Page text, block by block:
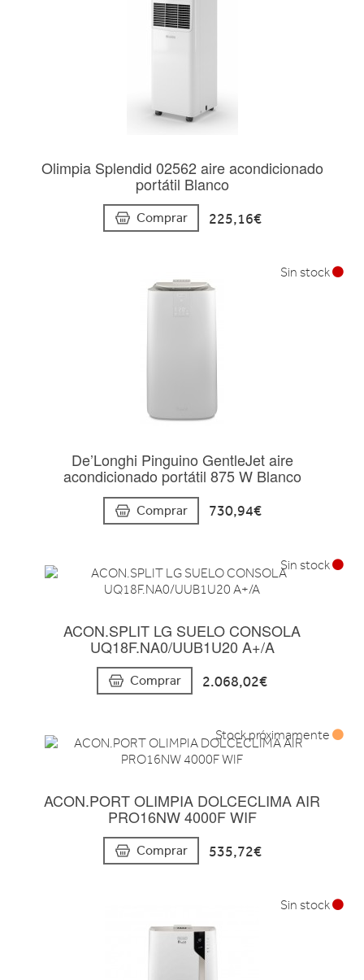
Olimpia Splendid 02562 aire acondicionado
portátil Blanco
Comprar 225,16€
De’Longhi Pinguino GentleJet aire
acondicionado portátil 875 W Blanco
Comprar 730,94€
Sin stock
ACON.SPLIT LG SUELO CONSOLA
UQ18F.NA0/UUB1U20 A+/A
Comprar 2.068,02€
Sin stock
ACON.PORT OLIMPIA DOLCECLIMA AIR
PRO16NW 4000F WIF
Comprar 535,72€
Stock próximamente
Sin stock